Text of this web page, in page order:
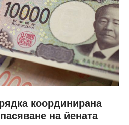
координирана
на йената